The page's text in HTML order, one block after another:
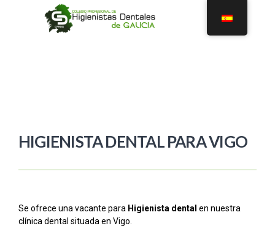
HIGIENISTA DENTAL PARA VIGO
Se ofrece una vacante para Higienista dental en nuestra
clínica dental situada en Vigo.